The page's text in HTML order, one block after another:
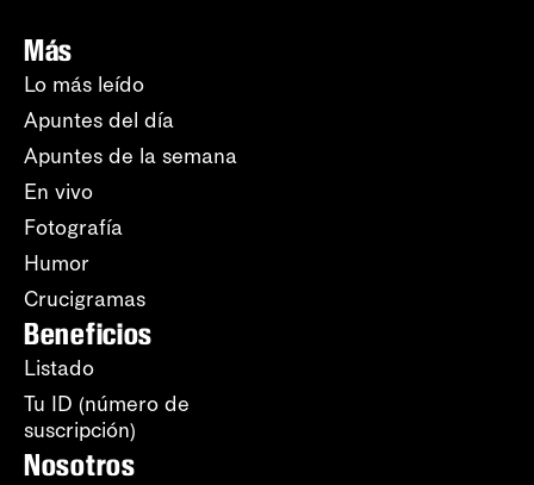
Más
Lo más leído
Apuntes del día
Apuntes de la semana
En vivo
Fotografía
Humor
Crucigramas
Beneficios
Listado
Tu ID (número de
suscripción)
Nosotros